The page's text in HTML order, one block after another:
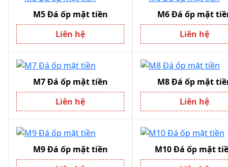
M5 Đá ốp mặt tiền
Liên hệ
M6 Đá ốp mặt
Liên hệ
M7 Đá ốp mặt tiền
Liên hệ
M8 Đá ốp mặt
Liên hệ
M9 Đá ốp mặt tiền
M10 Đá ốp mặt